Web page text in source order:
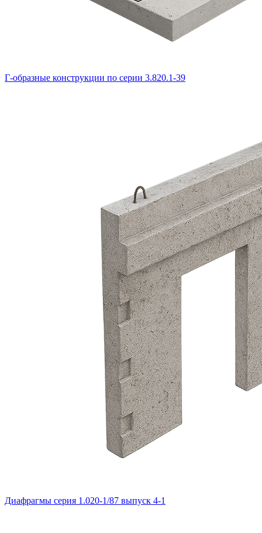
Г-образные конструкции по серии 3.820.1-39
Диафрагмы серия 1.020-1/87 выпуск 4-1